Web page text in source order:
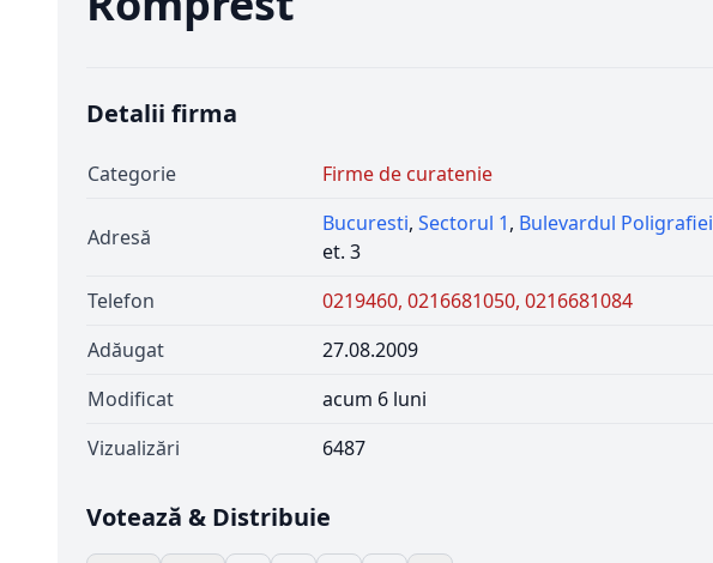
Detalii firma
Categorie Firme de curatenie
Adresă
Bucuresti, Sectorul 1, Bulevardul Poligrafiei
et. 3
Telefon
0219460, 0216681050, 0216681084
Adăugat
27.08.2009
Modificat
acum 6 luni
Vizualizări
6487
Votează & Distribuie